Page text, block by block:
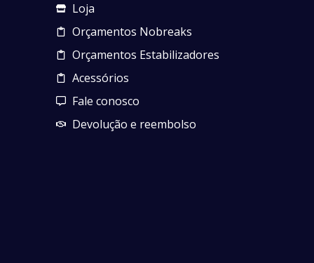
Loja
Orçamentos Nobreaks
Orçamentos Estabilizadores
Acessórios
Fale conosco
Devolução e reembolso